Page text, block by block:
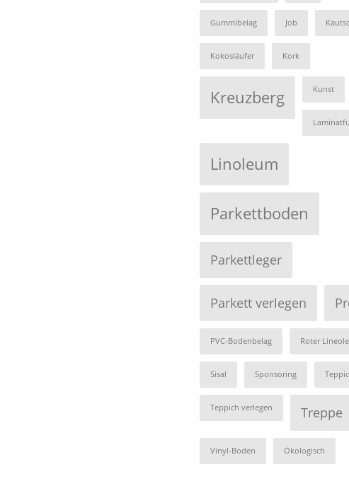
Gummibelag Job
Kokosläufer Kork
Kreuzberg Kunst
Linoleum
Parkettboden
Parkettleger
Parkett verlegen
PVC-Bodenbelag Roter
Sisal Sponsoring
Teppich verlegen Treppe
Vinyl-Boden Ökologisch